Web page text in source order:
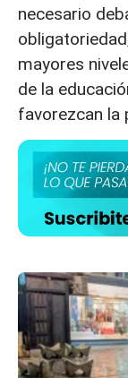
necesario
mayores
de la
favorezcan la